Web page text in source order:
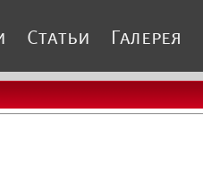
Статьи Галерея